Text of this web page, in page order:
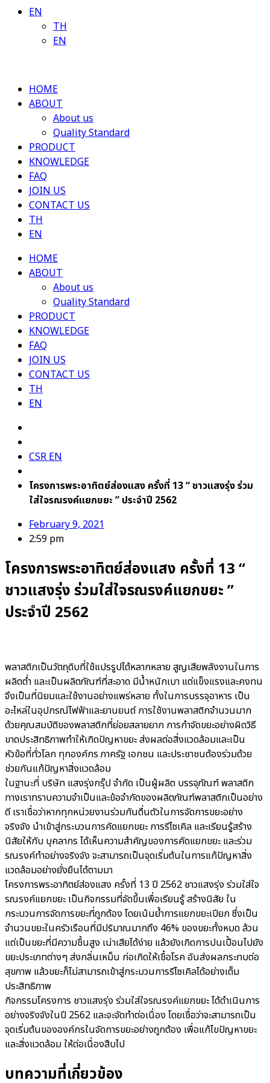
EN
TH
EN
HOME
ABOUT
About us
Quality Standard
PRODUCT
KNOWLEDGE
FAQ
JOIN US
CONTACT US
TH
EN
HOME
ABOUT
About us
Quality Standard
PRODUCT
KNOWLEDGE
FAQ
JOIN US
CONTACT US
TH
EN
CSR EN
โครงการพระอาทิตย์ส่องแสง ครั้งที่ 13 “ ชาวแสงรุ่ง ร่วม
ใส่ใจรณรงค์แยกขยะ ” ประจำปี 2562
February 9, 2021
2:59 pm
โครงการพระอาทิตย์ส่องแสง ครั้งที่ 13 “
ชาวแสงรุ่ง ร่วมใส่ใจรณรงค์แยกขยะ ”
ประจำปี 2562
พลาสติกเป็นวัตถุดิบที่ใช้แปรรูปได้หลากหลาย สูญเสียพลังงานในการ
ผลิตต่ำ และเป็นผลิตภัณฑ์ที่สะอาด มีน้ำหนักเบา แต่แข็งแรงและคงทน
จึงเป็นที่นิยมและใช้งานอย่างแพร่หลาย ทั้งในการบรรจุอาหาร เป็น
อะไหล่ในอุปกรณ์ไฟฟ้าและยานยนต์ การใช้งานพลาสติกจำนวนมาก
ด้วยคุณสมบัติของพลาสติกที่ย่อยสลายยาก การกำจัดขยะอย่างผิดวิธี
ขาดประสิทธิภาพทำให้เกิดปัญหาขยะ ส่งผลต่อสิ่งแวดล้อมและเป็น
หัวข้อที่ทั่วโลก ทุกองค์กร ภาครัฐ เอกชน และประชาชนต้องร่วมด้วย
ช่วยกันแก้ปัญหาสิ่งแวดล้อม
ในฐานะที่ บริษัท แสงรุ่งกรุ๊ป จำกัด เป็นผู้ผลิต บรรจุภัณฑ์ พลาสติก
ทางเราทราบความจำเป็นและข้อจำกัดของผลิตภัณฑ์พลาสติกเป็นอย่าง
ดี เราเชื่อว่าหากทุกหน่วยงานร่วมกันตื่นตัวในการจัดการขยะอย่าง
จริงจัง นำเข้าสู่กระบวนการคัดแยกขยะ การรีไซเคิล และเรียนรู้สร้าง
นิสัยให้กับ บุคลากร ได้เห็นความสำคัญของการคัดแยกขยะ และร่วม
รณรงค์ทำอย่างจริงจัง จะสามารถเป็นจุดเริ่มต้นในการแก้ปัญหาสิ่ง
แวดล้อมอย่างยั่งยืนได้ตามมา
โครงการพระอาทิตย์ส่องแสง ครั้งที่ 13 ปี 2562 ชาวแสงรุ่ง ร่วมใส่ใจ
รณรงค์แยกขยะ เป็นกิจกรรมที่จัดขึ้นเพื่อเรียนรู้ สร้างนิสัย ใน
กระบวนการจัดการขยะที่ถูกต้อง โดยเน้นย้ำการแยกขยะเปียก ซึ่งเป็น
จำนวนขยะในครัวเรือนที่มีปริมาณมากถึง 46% ของขยะทั้งหมด ล้วน
แต่เป็นขยะที่มีความชื้นสูง เน่าเสียได้ง่าย แล้วยังเกิดการปนเปื้อนไปยัง
ขยะประเภทต่างๆ ส่งกลิ่นเหม็น ก่อเกิดให้เชื้อโรค อันส่งผลกระทบต่อ
สุขภาพ แล้วขยะก็ไม่สามารถเข้าสู่กระบวนการรีไซเคิลได้อย่างเต็ม
ประสิทธิภาพ
กิจกรรมโครงการ ชาวแสงรุ่ง ร่วมใส่ใจรณรงค์แยกขยะ ได้ดำเนินการ
อย่างจริงจังในปี 2562 และจะจัดทำต่อเนื่อง โดยเชื่อว่าจะสามารถเป็น
จุดเริ่มต้นขององค์กรในจัดการขยะอย่างถูกต้อง เพื่อแก้ไขปัญหาขยะ
และสิ่งแวดล้อม ให้ต่อเนื่องสืบไป
บทความที่เกี่ยวข้อง